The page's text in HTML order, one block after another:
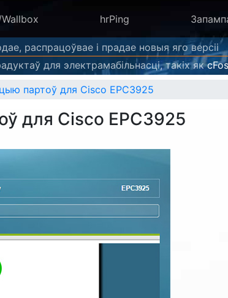
hrPing
распрацоўвае і прадае новыя яго версіі
для электрамабільнасці, такіх як
партоў для Cisco EPC3925
для Cisco EPC3925